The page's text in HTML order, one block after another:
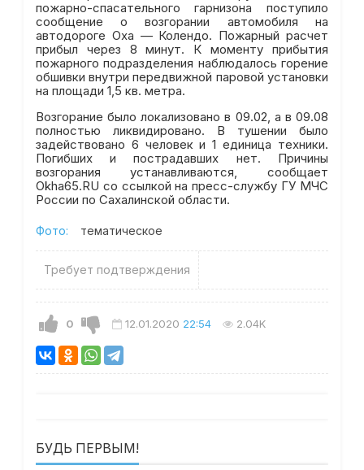
пожарно-спасательного гарнизона поступило
сообщение о возгорании автомобиля на
автодороге Оха — Колендо. Пожарный расчет
прибыл через 8 минут. К моменту прибытия
пожарного подразделения наблюдалось горение
обшивки внутри передвижной паровой установки
на площади 1,5 кв. метра.
Возгорание было локализовано в 09.02, а в 09.08
полностью ликвидировано. В тушении было
задействовано 6 человек и 1 единица техники.
Погибших и пострадавших нет. Причины
возгорания устанавливаются, сообщает
Okha65.RU со ссылкой на пресс-службу ГУ МЧС
России по Сахалинской области.
Фото: тематическое
Требует подтверждения
0 12.01.2020 22:54 2.04K
БУДЬ ПЕРВЫМ!